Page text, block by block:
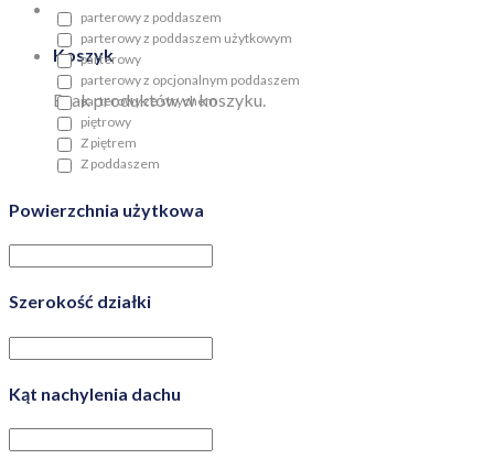
Koszyk
Brak produktów w koszyku.
parterowy z poddaszem
parterowy z poddaszem użytkowym
parterowy
parterowy z opcjonalnym poddaszem
parterowy ze strychem
piętrowy
Z piętrem
Z poddaszem
Powierzchnia użytkowa
Szerokość działki
Kąt nachylenia dachu